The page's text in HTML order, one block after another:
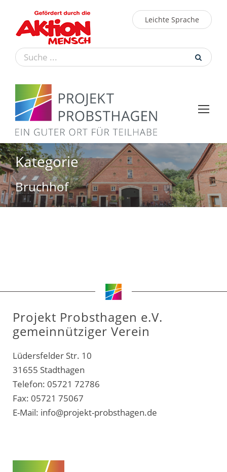
Leichte Sprache
Kategorie
Bruchhof
Projekt Probsthagen e.V.
gemeinnütziger Verein
Lüdersfelder Str. 10
31655 Stadthagen
Telefon: 05721 72786
Fax: 05721 75067
E-Mail: info@projekt-probsthagen.de